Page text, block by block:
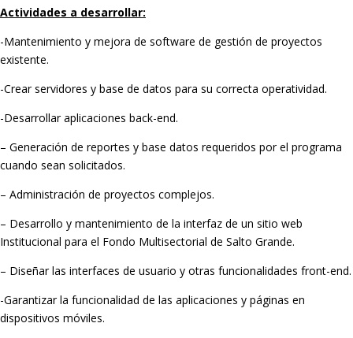
Actividades a desarrollar:
-Mantenimiento y mejora de software de gestión de proyectos
existente.
-Crear servidores y base de datos para su correcta operatividad.
-Desarrollar aplicaciones back-end.
– Generación de reportes y base datos requeridos por el programa
cuando sean solicitados.
– Administración de proyectos complejos.
– Desarrollo y mantenimiento de la interfaz de un sitio web
Institucional para el Fondo Multisectorial de Salto Grande.
– Diseñar las interfaces de usuario y otras funcionalidades front-end.
-Garantizar la funcionalidad de las aplicaciones y páginas en
dispositivos móviles.